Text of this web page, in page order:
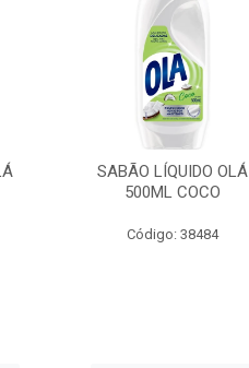
SABÃO LÍQUIDO OLÁ
500ML COCO
Código: 38484